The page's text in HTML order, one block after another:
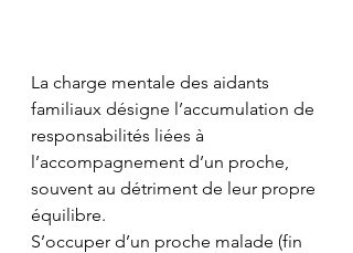
La charge mentale des aidants
familiaux désigne l’accumulation de
responsabilités liées à
l’accompagnement d’un proche,
souvent au détriment de leur propre
équilibre.
S’occuper d’un proche malade (fin